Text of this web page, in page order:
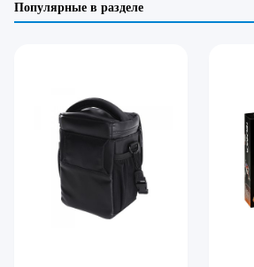
Популярные в разделе